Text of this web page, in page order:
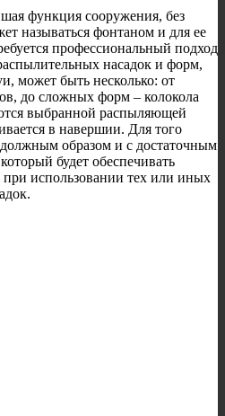
функция сооружения, без
называться фонтаном и для ее
профессиональный подход
насадок и форм,
может быть несколько: от
до сложных форм – колокола
выбранной распыляющей
в навершии. Для того
образом и с достаточным
будет обеспечивать
использовании тех или иных